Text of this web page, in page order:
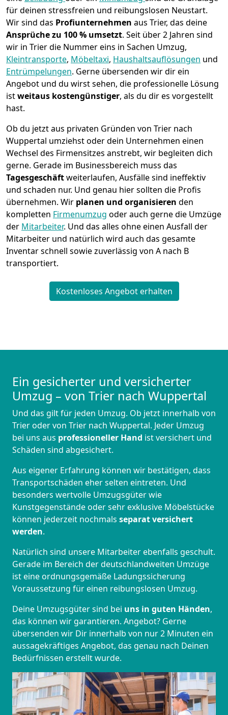
für deinen stressfreien und reibungslosen Neustart.
Wir sind das Profiunternehmen aus Trier, das deine
Ansprüche zu 100 % umsetzt. Seit über 2 Jahren sind
wir in Trier die Nummer eins in Sachen Umzug,
Kleintransporte, Möbeltaxi, Haushaltsauflösungen und
Entrümpelungen. Gerne übersenden wir dir ein
Angebot und du wirst sehen, die professionelle Lösung
istweitaus kostengünstiger, als du dir es vorgestellt
hast.
Ob du jetzt aus privaten Gründen von Trier nach
Wuppertal umziehst oder dein Unternehmen einen
Wechsel des Firmensitzes anstrebt, wir begleiten dich
gerne. Gerade im Businessbereich muss das
Tagesgeschäftweiterlaufen, Ausfälle sind ineffektiv
und schaden nur. Und genau hier sollten die Profis
übernehmen. Wir planen und organisieren den
kompletten Firmenumzug oder auch gerne die Umzüge
der Mitarbeiter. Und das alles ohne einen Ausfall der
Mitarbeiter und natürlich wird auch das gesamte
Inventar schnell sowie zuverlässig von A nach B
transportiert.
Kostenloses Angebot erhalten
Ein gesicherter und versicherter
Umzug – von Trier nach Wuppertal
Und das gilt für jeden Umzug. Ob jetzt innerhalb von
Trier oder von Trier nach Wuppertal. Jeder Umzug
bei uns aus professioneller Hand ist versichert und
Schäden sind abgesichert.
Aus eigener Erfahrung können wir bestätigen, dass
Transportschäden eher selten eintreten. Und
besonders wertvolle Umzugsgüter wie
Kunstgegenstände oder sehr exklusive Möbelstücke
können jederzeit nochmals separat versichert
werden.
Natürlich sind unsere Mitarbeiter ebenfalls geschult.
Gerade im Bereich der deutschlandweiten Umzüge
ist eine ordnungsgemäße Ladungssicherung
Voraussetzung für einen reibungslosen Umzug.
Deine Umzugsgüter sind bei uns in guten Händen,
das können wir garantieren. Angebot? Gerne
übersenden wir Dir innerhalb von nur 2 Minuten ein
aussagekräftiges Angebot, das genau nach Deinen
Bedürfnissen erstellt wurde.